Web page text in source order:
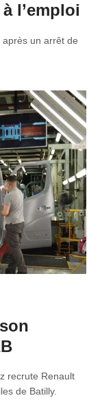
l’emploi
un arrêt de
recrute Renault
de Batilly.